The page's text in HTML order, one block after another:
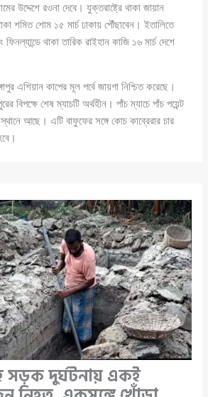
উদ্দেশে রওনা দেবে। যুক্তরাষ্ট্রে থাকা জায়ান
শমিত শোম ১৫ মার্চ ঢাকায় পৌঁছাবেন। ইতালিতে
থাকা তারিক রাইহান কাজি ১৬ মার্চ দেশে
এশিয়ান কাপের মূল পর্বে জায়গা নিশ্চিত করেছে।
বিপক্ষে শেষ ম্যাচটি অর্থহীন। পাঁচ ম্যাচে পাঁচ পয়েন্ট
আছে। এটি বাফুফের সঙ্গে কোচ কাব্রেরার চার
সড়ক দুর্ঘটনায় একই